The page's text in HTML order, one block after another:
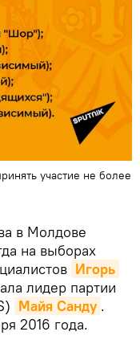
участие не более
в Молдове
на выборах
Игорь
лидер партии
Майя Санду .
2016 года.